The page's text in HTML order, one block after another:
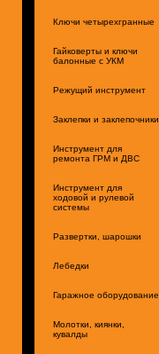
Ключи четырехгранные
Гайковерты и ключи
балонные с УКМ
Режущий инструмент
Заклепки и заклепочники
Инструмент для
ремонта ГРМ и ДВС
Инструмент для
ходовой и рулевой
системы
Развертки, шарошки
Лебедки
Гаражное оборудование
Молотки, киянки,
кувалды